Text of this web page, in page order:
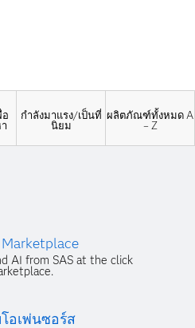
กำลังมาแรง/เป็นที่
นิยม
ผลิตภัณฑ์ทั้งหมด A
– Z
AI from SAS at the click
อเพ่นซอร์ส